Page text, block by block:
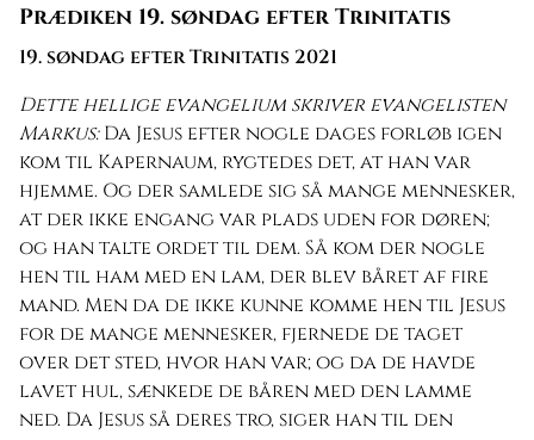
Prædiken 19. søndag efter Trinitatis
19. søndag efter Trinitatis 2021
Dette hellige evangelium skriver evangelisten
Markus:Da Jesus efter nogle dages forløb igen
kom til Kapernaum, rygtedes det, at han var
hjemme. Og der samlede sig så mange mennesker,
at der ikke engang var plads uden for døren;
og han talte ordet til dem. Så kom der nogle
hen til ham med en lam, der blev båret af fire
mand. Men da de ikke kunne komme hen til Jesus
for de mange mennesker, fjernede de taget
over det sted, hvor han var; og da de havde
lavet hul, sænkede de båren med den lamme
ned. Da Jesus så deres tro, siger han til den